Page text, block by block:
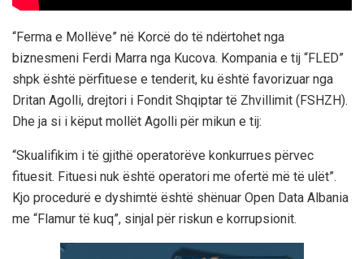
“Ferma e Mollëve” në Korcë do të ndërtohet nga
biznesmeni Ferdi Marra nga Kucova. Kompania e tij “FLED”
shpk është përfituese e tenderit, ku është favorizuar nga
Dritan Agolli, drejtori i Fondit Shqiptar të Zhvillimit (FSHZH).
Dhe ja si i këput mollët Agolli për mikun e tij:
“Skualifikim i të gjithë operatorëve konkurrues përvec
fituesit. Fituesi nuk është operatori me ofertë më të ulët”.
Kjo procedurë e dyshimtë është shënuar Open Data Albania
me “Flamur të kuq”, sinjal për riskun e korrupsionit.